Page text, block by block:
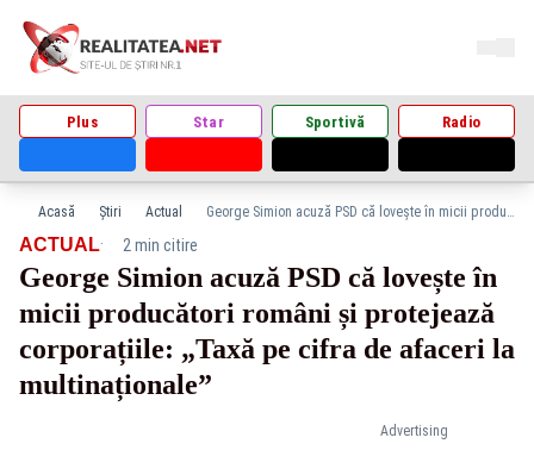
Plus Star Sportivă Radio
Acasă Știri Actual George Simion acuză PSD că lovește în micii producători români și protejează corporațiile: „Taxă pe cifra de afaceri la multinaționale”
Advertising
ACTUAL· 2 min citire
George Simion acuză PSD că lovește în
micii producători români și protejează
corporațiile: „Taxă pe cifra de afaceri la
multinaționale”